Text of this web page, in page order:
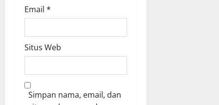
Email *
Situs Web
Simpan nama, email, dan